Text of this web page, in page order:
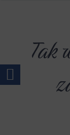
Tak
